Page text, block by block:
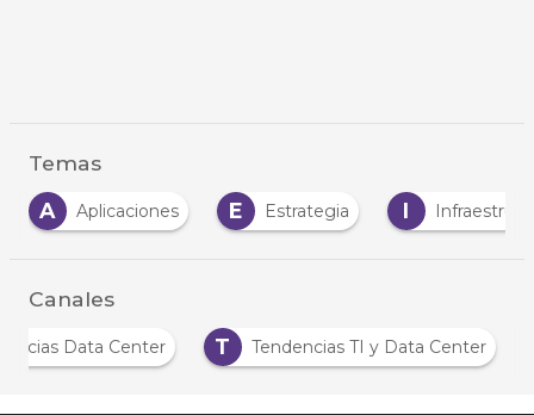
Temas
A
Aplicaciones E Estrategia I
Canales
Data Center T Tendencias TI y Data Center